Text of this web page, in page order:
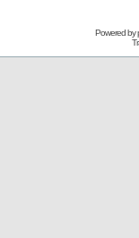
Powered by